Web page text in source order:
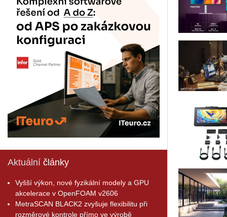
Aktuální články
Vyšší výkon, nové fyzikální modely a GPU
akcelerace v OpenFOAM v2606
MetraSCAN BLACK2 zvyšuje flexibilitu při
rozměrové kontrole přímo ve výrobě